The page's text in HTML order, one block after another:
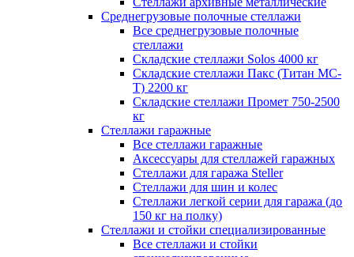
Среднегрузовые полочные стеллажи
Все среднегрузовые полочные
стеллажи
Складские стеллажи Solos 4000 кг
Складские стеллажи Пакс (Титан МС-
Т) 2200 кг
Складские стеллажи Промет 750-2500
кг
Стеллажи гаражные
Все стеллажи гаражные
Аксессуары для стеллажей гаражных
Стеллажи для гаража Steller
Стеллажи для шин и колес
Стеллажи легкой серии для гаража (до
150 кг на полку)
Стеллажи и стойки специализированные
Все стеллажи и стойки